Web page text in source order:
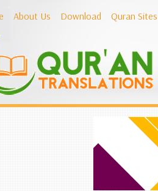
About Us Download Quran Sites